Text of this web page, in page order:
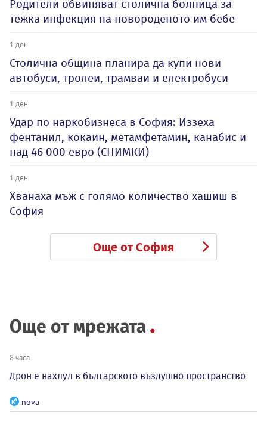
Родители обвиняват столична болница за
тежка инфекция на новороденото им бебе
1 ден
Столична община планира да купи нови
автобуси, тролеи, трамваи и електробуси
1 ден
Удар по наркобизнеса в София: Иззеха
фентанил, кокаин, метамфетамин, канабис и
над 46 000 евро (СНИМКИ)
1 ден
Хванаха мъж с голямо количество хашиш в
София
Още от София
Още от мрежата
8 часа
Дрон е нахлул в българското въздушно пространство
nova